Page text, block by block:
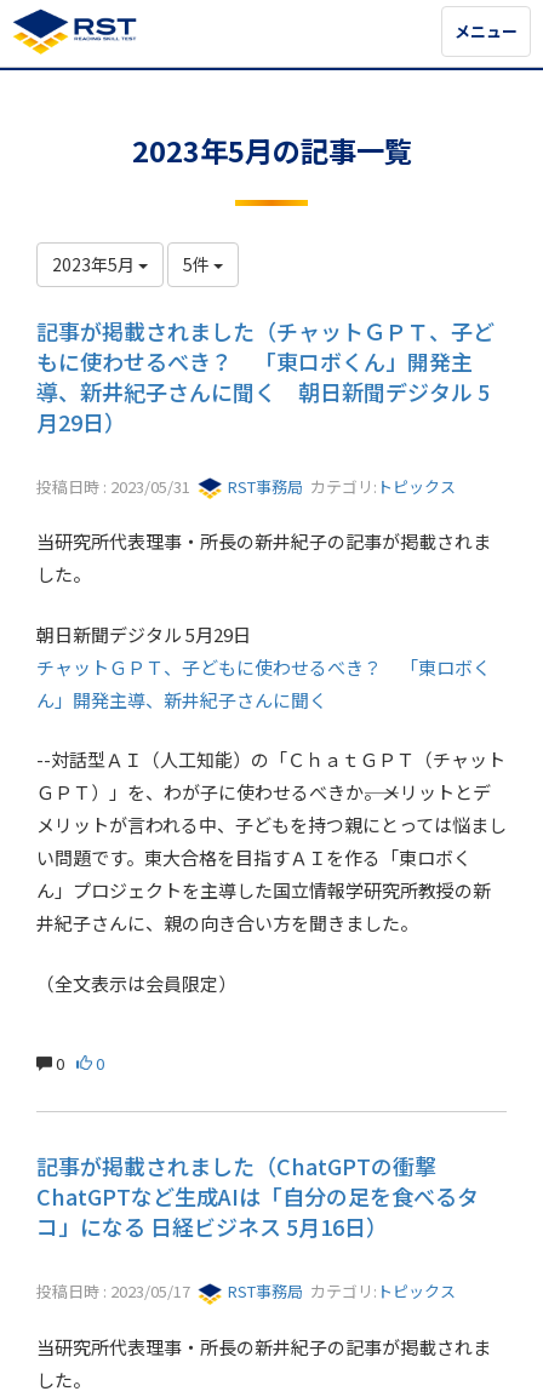
メニュー
メニュー
2023年5月の記事一覧
2023年5月 5件
記事が掲載されました（チャットＧＰＴ、子ど
もに使わせるべき？ 「東ロボくん」開発主
導、新井紀子さんに聞く 朝日新聞デジタル 5
月29日）
投稿日時 : 2023/05/31 RST事務局 カテゴリ: トピックス
当研究所代表理事・所長の新井紀子の記事が掲載されま
した。
朝日新聞デジタル 5月29日
チャットＧＰＴ、子どもに使わせるべき？ 「東ロボく
ん」開発主導、新井紀子さんに聞く
--対話型ＡＩ（人工知能）の「ＣｈａｔＧＰＴ（チャット
ＧＰＴ）」を、わが子に使わせるべきか――。メリットとデ
メリットが言われる中、子どもを持つ親にとっては悩まし
い問題です。東大合格を目指すＡＩを作る「東ロボく
ん」プロジェクトを主導した国立情報学研究所教授の新
井紀子さんに、親の向き合い方を聞きました。
（全文表示は会員限定）
0 0
記事が掲載されました（ChatGPTの衝撃
ChatGPTなど生成AIは「自分の足を食べるタ
コ」になる 日経ビジネス 5月16日）
投稿日時 : 2023/05/17 RST事務局 カテゴリ: トピックス
当研究所代表理事・所長の新井紀子の記事が掲載されま
した。